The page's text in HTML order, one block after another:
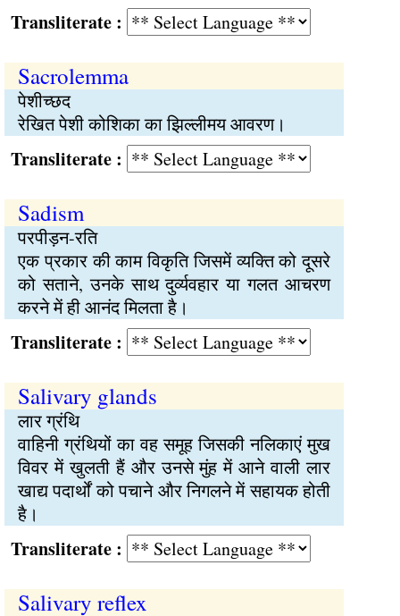
:
Sacrolemma
पेशीच्‍छद
रेखित पेशी कोशिका का झिल्लीमय आवरण।
:
Sadism
परपीड़न-रति
एक प्रकार की काम विकृति जिसमें व्यक्‍ति को दूसरे
को सताने, उनके साथ दुर्व्यवहार या गलत आचरण
करने में ही आनंद मिलता है।
:
Salivary glands
लार ग्रंथि
वाहिनी ग्रंथियों का वह समूह जिसकी नलिकाएं मुख
विवर में खुलती हैं और उनसे मुंह में आने वाली लार
खाद्य पदार्थों को पचाने और निगलने में सहायक होती
है।
:
Salivary reflex